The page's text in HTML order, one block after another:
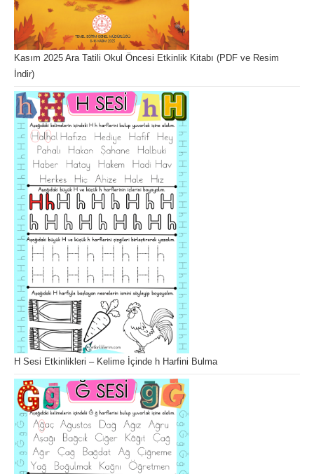
Kasım 2025 Ara Tatili Okul Öncesi Etkinlik Kitabı (PDF ve Resim
İndir)
H Sesi Etkinlikleri – Kelime İçinde h Harfini Bulma